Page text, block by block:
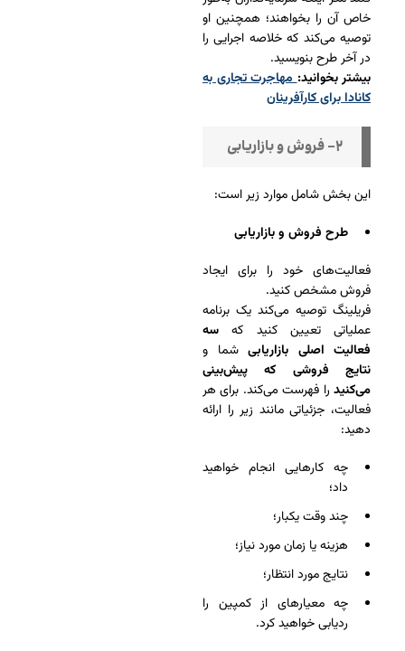
خاص آن را بخواهند؛ همچنین او
توصیه می‌کند که خلاصه اجرایی را
در آخر طرح بنویسید.
بیشتر بخوانید:مهاجرت تجاری به
کانادا برای کارآفرینان
۲- فروش و بازاریابی
این بخش شامل موارد زیر است:
طرح فروش و بازاریابی
فعالیت‌های خود را برای ایجاد
فروش مشخص کنید.
فریلینگ توصیه می‌کند یک برنامه
عملیاتی تعیین کنید که سه
فعالیت اصلی بازاریابی شما و
نتایج فروشی که پیش‌بینی
می‌کنید را فهرست می‌کند. برای هر
فعالیت، جزئیاتی مانند زیر را ارائه
دهید:
چه کارهایی انجام خواهید
داد؛
چند وقت یکبار؛
هزینه یا زمان مورد نیاز؛
نتایج مورد انتظار؛
چه معیارهای از کمپین را
ردیابی خواهید کرد.